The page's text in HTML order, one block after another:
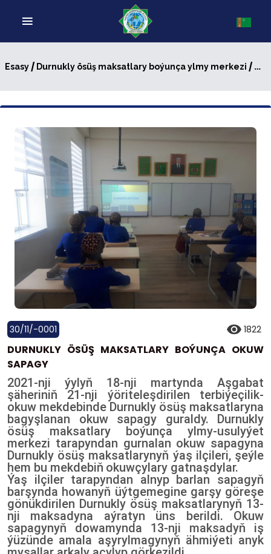
Esasy/ Durnukly ösüş maksatlary boýunça ylmy merkezi / Durnukly ösüş maksatlary boýunça okuw sapagy
30/11/-0001 1822
DURNUKLY ÖSÜŞ MAKSATLARY BOÝUNÇA OKUW
SAPAGY
2021-nji ýylyň 18-nji martynda Aşgabat
şäheriniň 21-nji ýöriteleşdirilen terbiýeçilik-
okuw mekdebinde Durnukly ösüş maksatlaryna
bagyşlanan okuw sapagy guraldy. Durnukly
ösüş maksatlary boýunça ylmy-usulyýet
merkezi tarapyndan gurnalan okuw sapagyna
Durnukly ösüş maksatlarynyň ýaş ilçileri, şeýle
hem bu mekdebiň okuwçylary gatnaşdylar.
Ýaş ilçiler tarapyndan alnyp barlan sapagyň
barşynda howanyň üýtgemegine garşy göreşe
gönükdirilen Durnukly ösüş maksatlarynyň 13-
nji maksadyna aýratyn üns berildi. Okuw
sapagynyň dowamynda 13-nji maksadyň iş
ýüzünde amala aşyrylmagynyň ähmiýeti anyk